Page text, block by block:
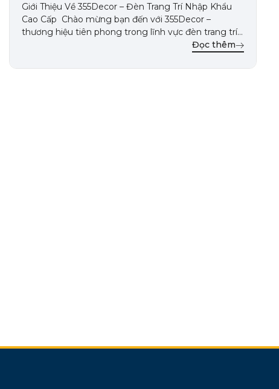
Giới Thiệu Về 355Decor – Đèn Trang Trí Nhập Khẩu
Cao Cấp Chào mừng bạn đến với 355Decor –
thương hiệu tiên phong trong lĩnh vực đèn trang trí
nhập khẩu cao cấp. Chúng tôi mang đến giải pháp
việc, với những thiết kế tinh […]
Đọc thêm